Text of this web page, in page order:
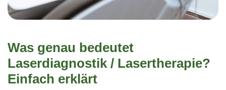
Was genau bedeutet
Laserdiagnostik / Lasertherapie?
Einfach erklärt